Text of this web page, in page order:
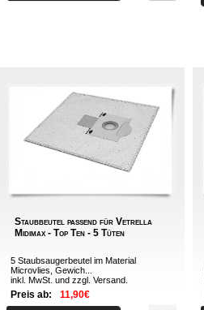
Staubbeutel passend für Vetrella
Midimax - Top Ten - 5 Tüten
5 Staubsaugerbeutel im Material
Microvlies, Gewich...
inkl. MwSt. und zzgl. Versand
Preis ab: 11,90€